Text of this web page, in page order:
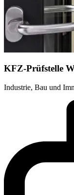
KFZ-Prüfstelle
Industrie, Bau und